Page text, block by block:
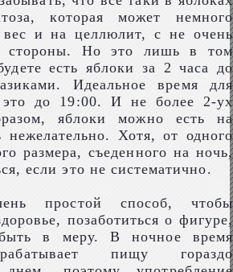
которая может немного
и на целлюлит, с не очень
стороны. Но это лишь в том
есть яблоки за 2 часа до
Идеальное время для
это до 19:00. И не более 2-ух
яблоки можно есть на
Хотя, от одного
размера, съеденного на ночь,
если это не систематично.
простой способ, чтобы
позаботиться о фигуре,
в меру. В ночное время
пищу гораздо